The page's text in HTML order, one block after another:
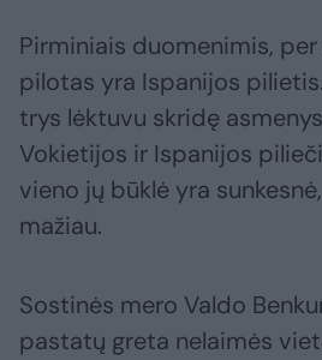
Pirminiais duomenimis,
pilotas yra Ispanijos
trys lėktuvu skridę
Vokietijos ir Ispanijos
vieno jų būklė yra
mažiau.
Sostinės mero Valdo
pastatų greta nelaimės